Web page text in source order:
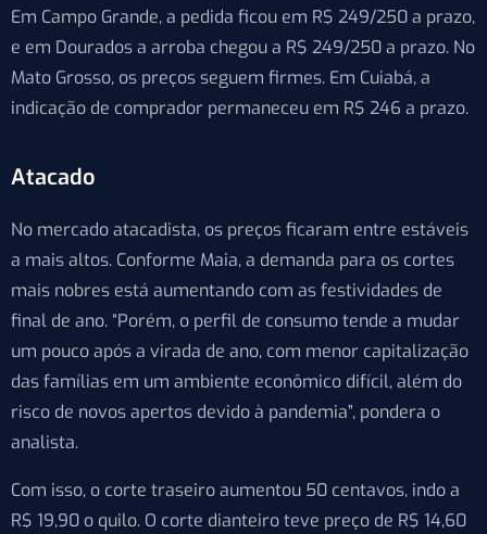
Em Campo Grande, a pedida ficou em R$ 249/250 a prazo,
e em Dourados a arroba chegou a R$ 249/250 a prazo. No
Mato Grosso, os preços seguem firmes. Em Cuiabá, a
indicação de comprador permaneceu em R$ 246 a prazo.
Atacado
No mercado atacadista, os preços ficaram entre estáveis
a mais altos. Conforme Maia, a demanda para os cortes
mais nobres está aumentando com as festividades de
final de ano. “Porém, o perfil de consumo tende a mudar
um pouco após a virada de ano, com menor capitalização
das famílias em um ambiente econômico difícil, além do
risco de novos apertos devido à pandemia”, pondera o
analista.
Com isso, o corte traseiro aumentou 50 centavos, indo a
R$ 19,90 o quilo. O corte dianteiro teve preço de R$ 14,60